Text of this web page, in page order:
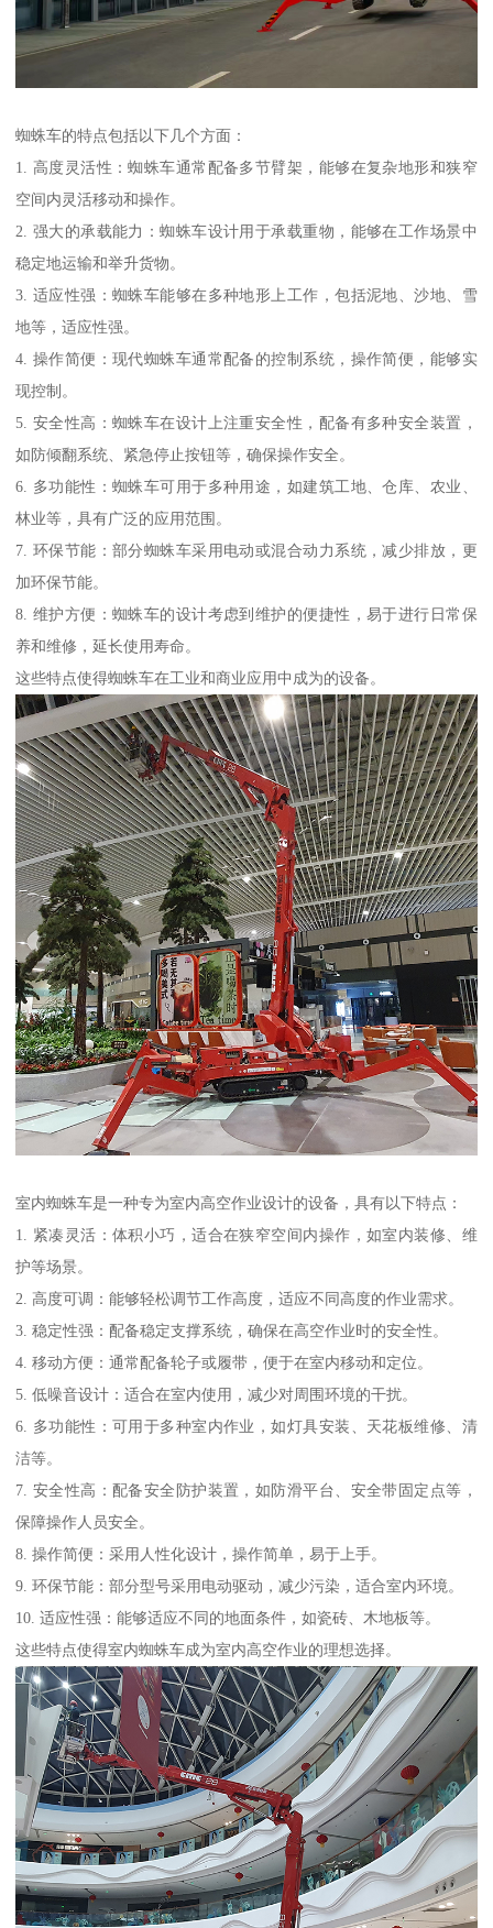
蜘蛛车的特点包括以下几个方面：
1. 高度灵活性：蜘蛛车通常配备多节臂架，能够在复杂地形和狭窄
空间内灵活移动和操作。
2. 强大的承载能力：蜘蛛车设计用于承载重物，能够在工作场景中
稳定地运输和举升货物。
3. 适应性强：蜘蛛车能够在多种地形上工作，包括泥地、沙地、雪
地等，适应性强。
4. 操作简便：现代蜘蛛车通常配备的控制系统，操作简便，能够实
现控制。
5. 安全性高：蜘蛛车在设计上注重安全性，配备有多种安全装置，
如防倾翻系统、紧急停止按钮等，确保操作安全。
6. 多功能性：蜘蛛车可用于多种用途，如建筑工地、仓库、农业、
林业等，具有广泛的应用范围。
7. 环保节能：部分蜘蛛车采用电动或混合动力系统，减少排放，更
加环保节能。
8. 维护方便：蜘蛛车的设计考虑到维护的便捷性，易于进行日常保
养和维修，延长使用寿命。
这些特点使得蜘蛛车在工业和商业应用中成为的设备。
室内蜘蛛车是一种专为室内高空作业设计的设备，具有以下特点：
1. 紧凑灵活：体积小巧，适合在狭窄空间内操作，如室内装修、维
护等场景。
2. 高度可调：能够轻松调节工作高度，适应不同高度的作业需求。
3. 稳定性强：配备稳定支撑系统，确保在高空作业时的安全性。
4. 移动方便：通常配备轮子或履带，便于在室内移动和定位。
5. 低噪音设计：适合在室内使用，减少对周围环境的干扰。
6. 多功能性：可用于多种室内作业，如灯具安装、天花板维修、清
洁等。
7. 安全性高：配备安全防护装置，如防滑平台、安全带固定点等，
保障操作人员安全。
8. 操作简便：采用人性化设计，操作简单，易于上手。
9. 环保节能：部分型号采用电动驱动，减少污染，适合室内环境。
10. 适应性强：能够适应不同的地面条件，如瓷砖、木地板等。
这些特点使得室内蜘蛛车成为室内高空作业的理想选择。